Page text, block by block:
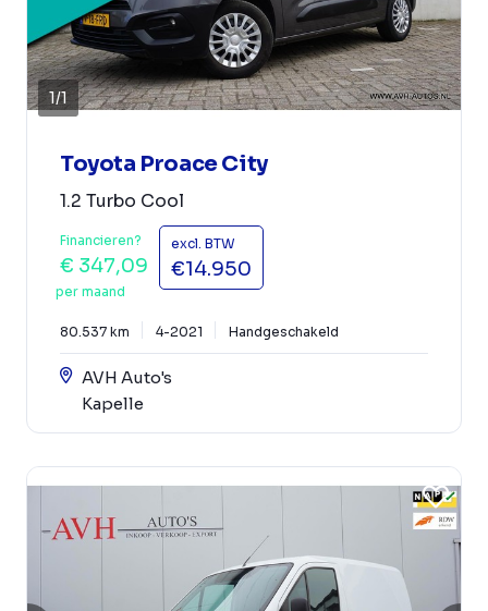
1/1
Toyota Proace City
1.2 Turbo Cool
Financieren?
€ 347,09
per maand
excl. BTW
€14.950
80.537 km 4-2021 Handgeschakeld
AVH Auto's
Kapelle